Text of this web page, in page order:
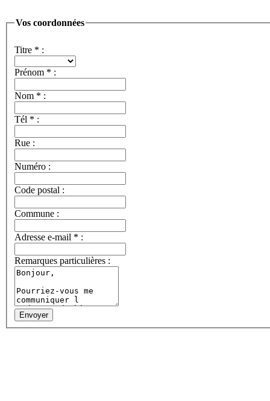
Vos coordonnées
Titre * :
Prénom * :
Nom * :
Tél * :
Rue :
Numéro :
Code postal :
Commune :
Adresse e-mail * :
Remarques particulières :
Envoyer